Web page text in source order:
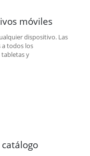
móviles
dispositivo. Las
todos los
y